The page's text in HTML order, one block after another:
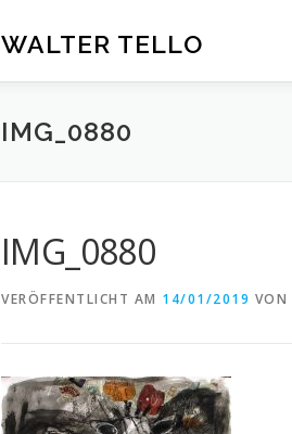
WALTER TELLO
IMG_0880
IMG_0880
VERÖFFENTLICHT AM 14/01/2019 VON